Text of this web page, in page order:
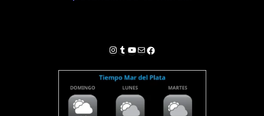
Instagram
Tumblr
YouTube
Correo electrónico
Facebook